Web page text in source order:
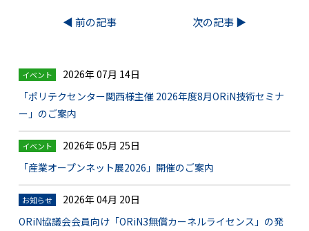
◀︎ 前の記事 次の記事 ▶︎
イベント
2026年 07月 14日
「ポリテクセンター関西様主催 2026年度8月ORiN技術セミナ
ー」のご案内
イベント
2026年 05月 25日
「産業オープンネット展2026」開催のご案内
お知らせ
2026年 04月 20日
ORiN協議会会員向け「ORiN3無償カーネルライセンス」の発